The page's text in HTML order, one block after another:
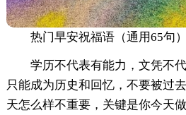
热门早安祝福语（通用65句）
学历不代表有能力，文凭不
只能成为历史和回忆，不要被过
天怎么样不重要，关键是你今天